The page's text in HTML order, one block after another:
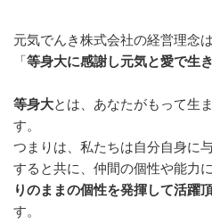
元気でんき株式会社の経営理念は
「等身大に感謝し元気と愛で生
等身大とは、あなたがもって生
す。
つまりは、私たちは自分自身に
すると共に、仲間の個性や能力
りのままの個性を発揮して活躍
す。